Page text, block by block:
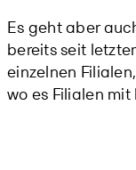
Es geht aber
bereits seit
einzelnen
wo es Filialen